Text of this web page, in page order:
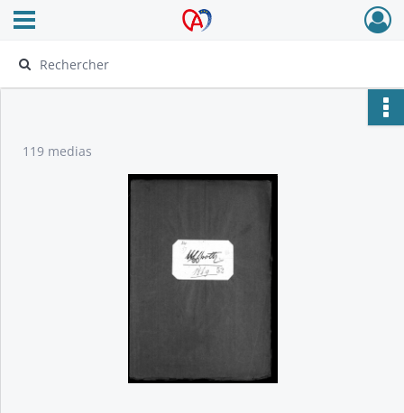
Archives Alsace - Colmar
Ouvrir le menu déroulant
119 medias